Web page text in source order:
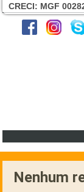
CRECI: MGF
Nenhum